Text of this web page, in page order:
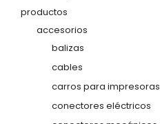
productos
accesorios
balizas
cables
carros para impresoras
conectores eléctricos